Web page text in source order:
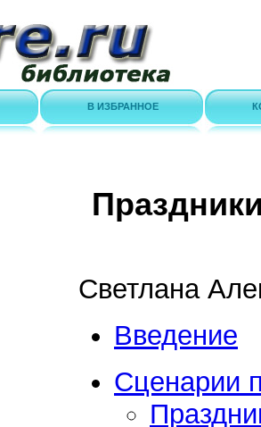
В ИЗБРАННОЕ
Светлана
Введение
Сценарии